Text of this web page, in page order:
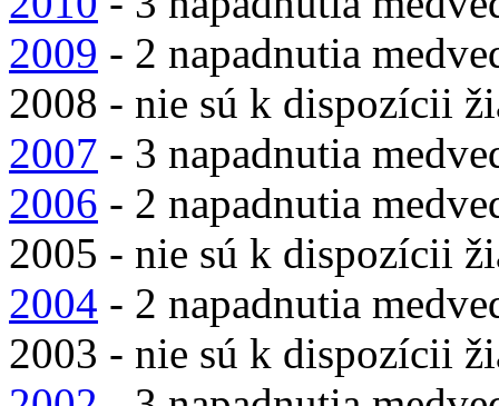
2009 - 2 napadnutia
2008 - nie sú k dispozícii
2007 - 3 napadnutia
2006 - 2 napadnutia
2005 - nie sú k dispozícii
2004 - 2 napadnutia
2003 - nie sú k dispozícii